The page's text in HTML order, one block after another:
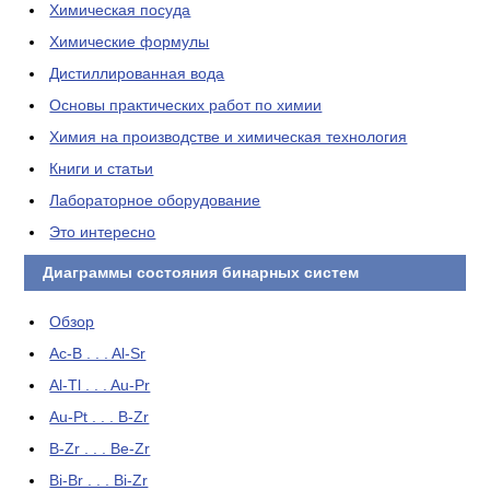
Химическая посуда
Химические формулы
Дистиллированная вода
Основы практических работ по химии
Химия на производстве и химическая технология
Книги и статьи
Лабораторное оборудование
Это интересно
Диаграммы состояния бинарных систем
Обзор
Ac-B . . . Al-Sr
Al-Tl . . . Au-Pr
Au-Pt . . . B-Zr
B-Zr . . . Be-Zr
Bi-Br . . . Bi-Zr